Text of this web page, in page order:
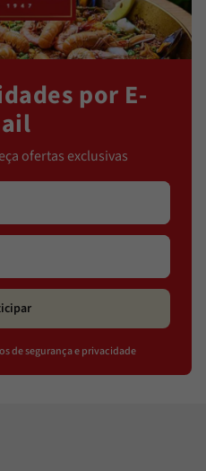
por E-
ofertas exclusivas
de segurança e privacidade